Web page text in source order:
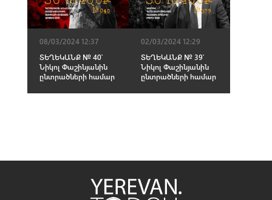
08/03/2024 12:37
ՏԵՂԵԿԱՆՔ № 40՝
Նիկոլ Փաշինյանին
ընտրածների համար
02/03/2024 12:29
ՏԵՂԵԿԱՆՔ № 39՝
Նիկոլ Փաշինյանին
ընտրածների համար